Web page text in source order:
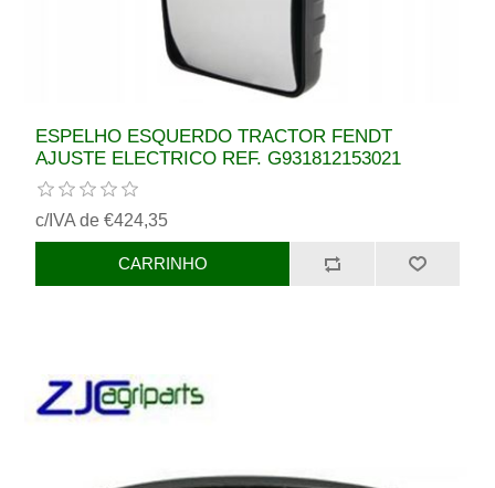
ESPELHO ESQUERDO TRACTOR FENDT
AJUSTE ELECTRICO REF. G931812153021
c/IVA de €424,35